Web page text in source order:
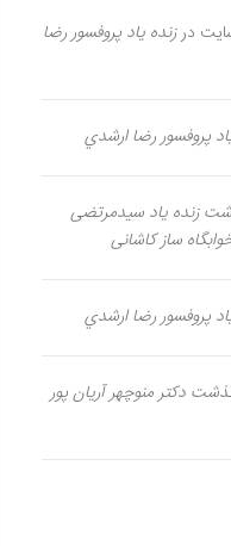
درزنده یاد پروفسور رضا
پروفسور رضا ارشدي
زنده یاد سیدمرتضی
ساز کاشانی
پروفسور رضا ارشدي
دکتر منوچهر آریان پور